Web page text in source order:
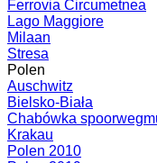
Ferrovia Circumetnea
Lago Maggiore
Milaan
Stresa
Polen
Auschwitz
Bielsko-Biała
Chabówka
Krakau
Polen 2010